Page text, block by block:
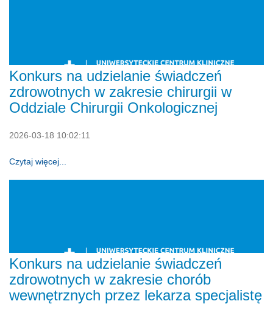
Konkurs na udzielanie świadczeń
zdrowotnych w zakresie chirurgii w
Oddziale Chirurgii Onkologicznej
2026-03-18 10:02:11
Czytaj więcej...
Konkurs na udzielanie świadczeń
zdrowotnych w zakresie chorób
wewnętrznych przez lekarza specjalistę